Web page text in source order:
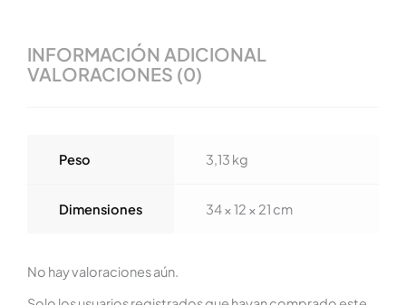
INFORMACIÓN ADICIONAL
VALORACIONES (0)
Peso 3,13 kg
Dimensiones 34 × 12 × 21 cm
No hay valoraciones aún.